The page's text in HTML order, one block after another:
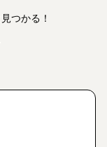
つかる！